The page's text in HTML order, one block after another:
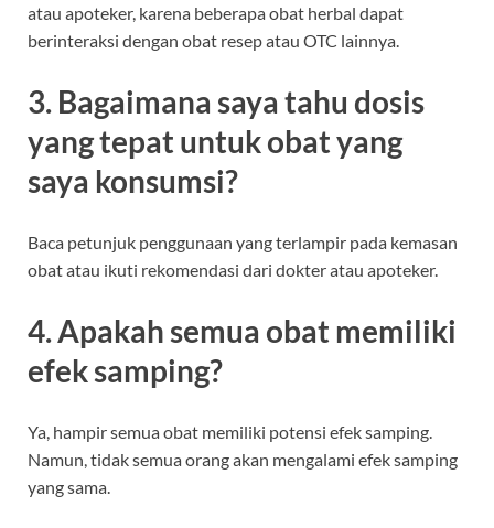
atau apoteker, karena beberapa obat herbal dapat
berinteraksi dengan obat resep atau OTC lainnya.
3. Bagaimana saya tahu dosis
yang tepat untuk obat yang
saya konsumsi?
Baca petunjuk penggunaan yang terlampir pada kemasan
obat atau ikuti rekomendasi dari dokter atau apoteker.
4. Apakah semua obat memiliki
efek samping?
Ya, hampir semua obat memiliki potensi efek samping.
Namun, tidak semua orang akan mengalami efek samping
yang sama.